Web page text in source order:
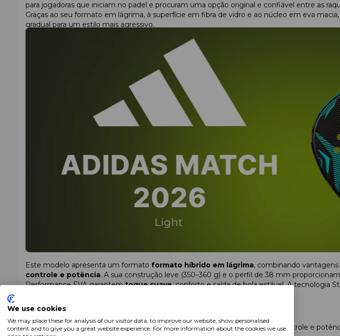
para jogadoras que iniciam no padel e procuram uma opção original e confiável entre as
Graças ao seu formato em lágrima, à superfície em fibra de vidro e ao núcleo em eva
gradual para um estilo mais agressivo.
Este modelo apresenta um formato formato híbrido em lágrima, combinando
controle e potência. A sua construção leve (350–360 g) e o perfil de 38 mm
Performance EVA garantemtoque suave, conforto e saída de bola estável. A tecnologia
Características
Formato:formato híbrido em lágrima – compromisso equilibrado entre controle e
We use cookies
We may place these for analysis of our visitor data, to improve our website, show personalised
content and to give you a great website experience. For more information about the cookies we use